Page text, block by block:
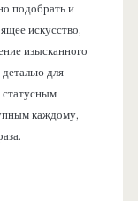
подобрать и
искусство,
изысканного
для
статусным
каждому,